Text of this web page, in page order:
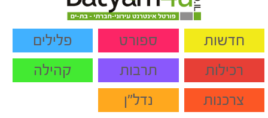
חדשות ספורט
פלילים
רכילות
תרבות
קהילה
צרכנות
נדל"ן